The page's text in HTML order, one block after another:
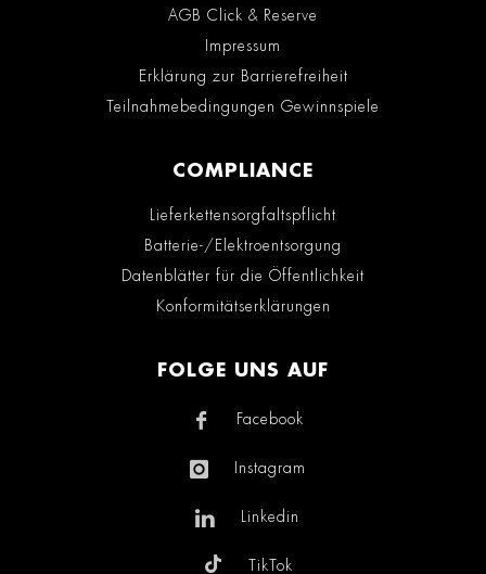
AGB Click & Reserve
Impressum
Erklärung zur Barrierefreiheit
Teilnahmebedingungen Gewinnspiele
COMPLIANCE
Lieferkettensorgfaltspflicht
Batterie-/Elektroentsorgung
Datenblätter für die Öffentlichkeit
Konformitätserklärungen
FOLGE UNS AUF
Facebook
Instagram
Linkedin
TikTok